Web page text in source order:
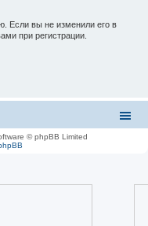
Если вы не изменили его в
при регистрации.
© phpBB Limited